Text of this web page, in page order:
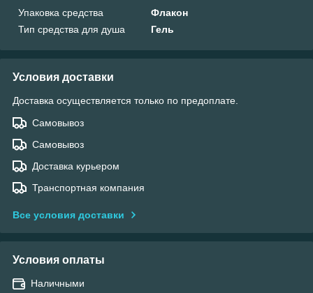
Упаковка средства
Флакон
Тип средства для душа
Гель
Условия доставки
Доставка осуществляется только по предоплате.
Самовывоз
Самовывоз
Доставка курьером
Транспортная компания
Все условия доставки
Условия оплаты
Наличными